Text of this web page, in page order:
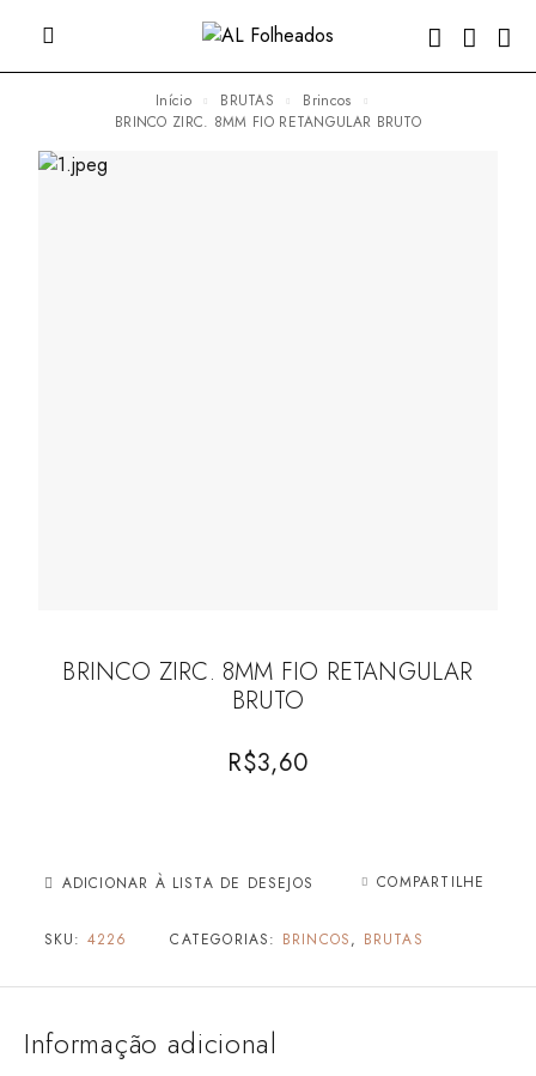
Início BRUTAS
Brincos
BRINCO ZIRC. 8MM FIO RETANGULAR BRUTO
BRINCO ZIRC. 8MM FIO RETANGULAR
BRUTO
R$3,60
ADICIONAR À LISTA DE DESEJOS COMPARTILHE
SKU: 4226 CATEGORIAS: BRINCOS, BRUTAS
Informação adicional